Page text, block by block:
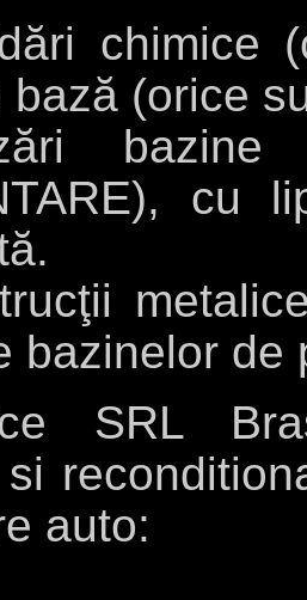
chimice
bază (orice
cu
bazinelor de
SRL
auto: